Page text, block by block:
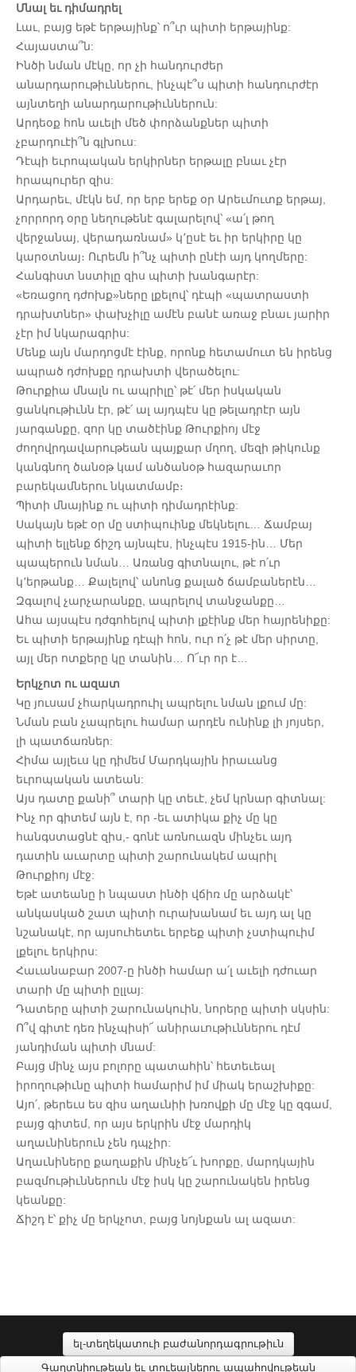
Մնալ եւ դիմադրել
Լաւ, բայց եթէ երթայինք՝ ո՞ւր պիտի երթայինք:
Հայաստա՞ն:
Ինծի նման մէկը, որ չի հանդուրժեր
անարդարութիւններու, ինչպէ՞ս պիտի հանդուրժէր
այնտեղի անարդարութիւններուն:
Արդեօք հոն աւելի մեծ փորձանքներ պիտի
չբարդուէի՞ն գլխուս:
Դէպի եւրոպական երկիրներ երթալը բնաւ չէր
հրապուրեր զիս:
Արդարեւ, մէկն եմ, որ երբ երեք օր Արեւմուտք երթայ,
չորրորդ օրը նեղութենէ գալարելով՝ «ա՛լ թող
վերջանայ, վերադառնամ» կ՚ըսէ եւ իր երկիրը կը
կարօտնայ։ Ուրեմն ի՞նչ պիտի ընէի այդ կողմերը:
Հանգիստ նստիլը զիս պիտի խանգարէր:
«Եռացող դժոխք»ները լքելով՝ դէպի «պատրաստի
դրախտներ» փախչիլը ամէն բանէ առաջ բնաւ յարիր
չէր իմ նկարագրիս:
Մենք այն մարդոցմէ էինք, որոնք հետամուտ են իրենց
ապրած դժոխքը դրախտի վերածելու:
Թուրքիա մնալն ու ապրիլը՝ թէ՛ մեր իսկական
ցանկութիւնն էր, թէ՛ ալ այդպէս կը թելադրէր այն
յարգանքը, զոր կը տածէինք Թուրքիոյ մէջ
ժողովրդավարութեան պայքար մղող, մեզի թիկունք
կանգնող ծանօթ կամ անծանօթ հազարաւոր
բարեկամներու նկատմամբ։
Պիտի մնայինք ու պիտի դիմադրէինք:
Սակայն եթէ օր մը ստիպուինք մեկնելու… Ճամբայ
պիտի ելլենք ճիշդ այնպէս, ինչպէս 1915-ին… Մեր
պապերուն նման… Առանց գիտնալու, թէ ո՛ւր
կ՚երթանք… Քալելով՝ անոնց քալած ճամբաներէն…
Զգալով չարչարանքը, ապրելով տանջանքը…
Ահա այսպէս դժգոհելով պիտի լքէինք մեր հայրենիքը:
Եւ պիտի երթայինք դէպի հոն, ուր ո՛չ թէ մեր սիրտը,
այլ մեր ոտքերը կը տանին… Ո՜ւր որ է…
Երկչոտ ու ազատ
Կը յուսամ չհարկադրուիլ ապրելու նման լքում մը:
Նման բան չապրելու համար արդէն ունինք լի յոյսեր,
լի պատճառներ:
Հիմա այլեւս կը դիմեմ Մարդկային իրաւանց
եւրոպական ատեան:
Այս դատը քանի՞ տարի կը տեւէ, չեմ կրնար գիտնալ:
Ինչ որ գիտեմ այն է, որ -եւ ատիկա քիչ մը կը
հանգստացնէ զիս,- գոնէ առնուազն մինչեւ այդ
դատին աւարտը պիտի շարունակեմ ապրիլ
Թուրքիոյ մէջ:
Եթէ ատեանը ի նպաստ ինծի վճիռ մը արձակէ՝
անկասկած շատ պիտի ուրախանամ եւ այդ ալ կը
նշանակէ, որ այսուհետեւ երբեք պիտի չստիպուիմ
լքելու երկիրս:
Հաւանաբար 2007-ը ինծի համար ա՛լ աւելի դժուար
տարի մը պիտի ըլլայ:
Դատերը պիտի շարունակուին, նորերը պիտի սկսին:
Ո՞վ գիտէ դեռ ինչպիսի՜ անիրաւութիւններու դէմ
յանդիման պիտի մնամ:
Բայց մինչ այս բոլորը պատահին՝ հետեւեալ
իրողութիւնը պիտի համարիմ իմ միակ երաշխիքը:
Այո՛, թերեւս ես զիս աղաւնիի խռովքի մը մէջ կը զգամ,
բայց գիտեմ, որ այս երկրին մէջ մարդիկ
աղաւնիներուն չեն դպչիր:
Աղաւնիները քաղաքին մինչե՜ւ խորքը, մարդկային
բազմութիւններուն մէջ իսկ կը շարունակեն իրենց
կեանքը:
Ճիշդ է՝ քիչ մը երկչոտ, բայց նոյնքան ալ ազատ:
ել-տեղեկատուի բաժանորդագրութիւն
Գաղտնիութեան եւ տուեալներու ապահովութեան